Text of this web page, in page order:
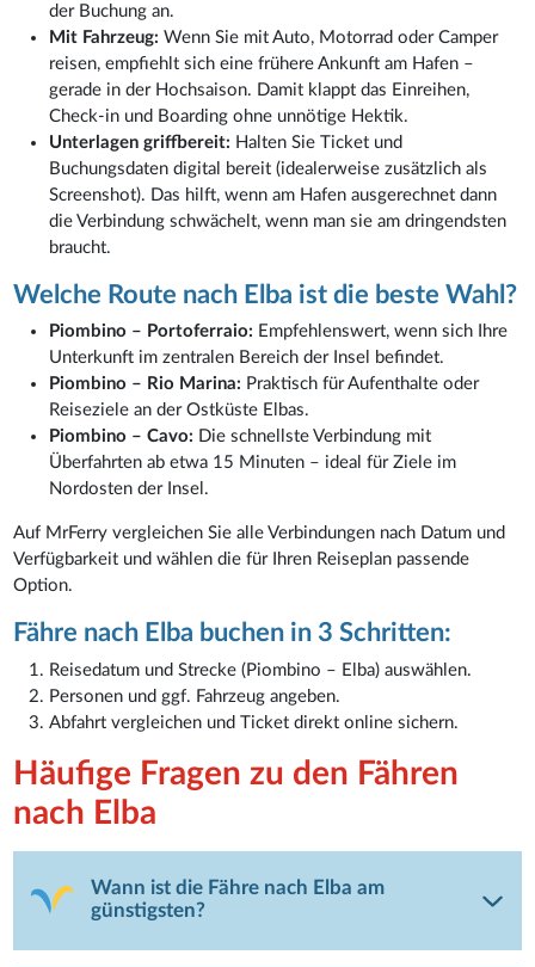
der Buchung an.
Mit Fahrzeug: Wenn Sie mit Auto, Motorrad oder Camper
reisen, empfiehlt sich eine frühere Ankunft am Hafen –
gerade in der Hochsaison. Damit klappt das Einreihen,
Check-in und Boarding ohne unnötige Hektik.
Unterlagen griffbereit: Halten Sie Ticket und
Buchungsdaten digital bereit (idealerweise zusätzlich als
Screenshot). Das hilft, wenn am Hafen ausgerechnet dann
die Verbindung schwächelt, wenn man sie am dringendsten
braucht.
Welche Route nach Elba ist die beste Wahl?
Piombino – Portoferraio: Empfehlenswert, wenn sich Ihre
Unterkunft im zentralen Bereich der Insel befindet.
Piombino – Rio Marina: Praktisch für Aufenthalte oder
Reiseziele an der Ostküste Elbas.
Piombino – Cavo: Die schnellste Verbindung mit
Überfahrten ab etwa 15 Minuten – ideal für Ziele im
Nordosten der Insel.
Auf MrFerry vergleichen Sie alle Verbindungen nach Datum und
Verfügbarkeit und wählen die für Ihren Reiseplan passende
Option.
Fähre nach Elba buchen in 3 Schritten:
Reisedatum und Strecke (Piombino – Elba) auswählen.
Personen und ggf. Fahrzeug angeben.
Abfahrt vergleichen und Ticket direkt online sichern.
Häufige Fragen zu den Fähren
nach Elba
Wann ist die Fähre nach Elba am
günstigsten?